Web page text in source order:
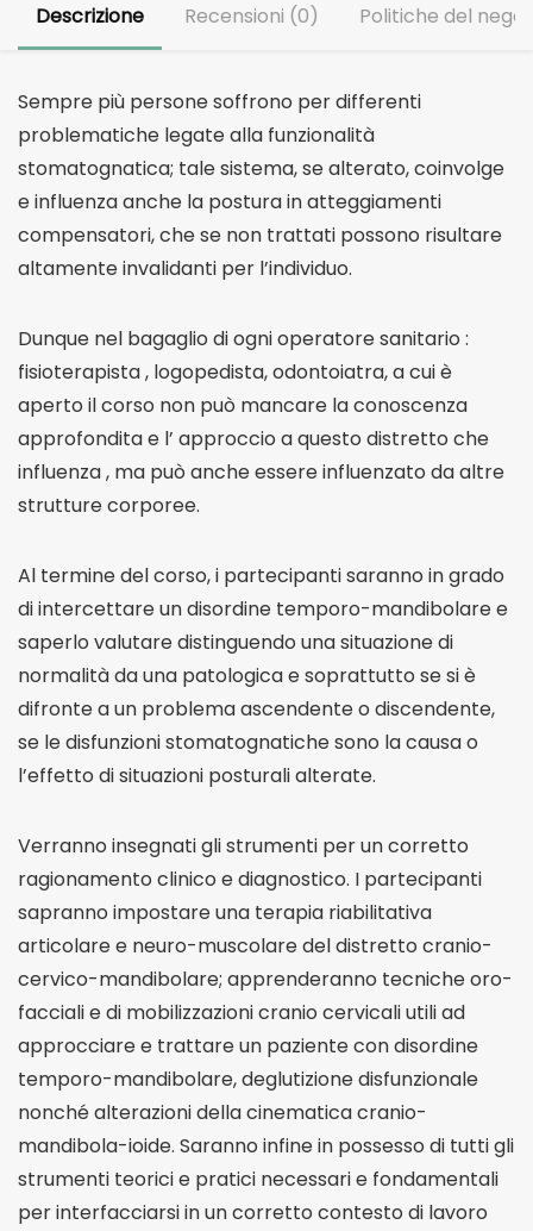
Descrizione Recensioni (0) Politiche del
Sempre più persone soffrono per differenti
problematiche legate alla funzionalità
stomatognatica; tale sistema, se alterato, coinvolge
e influenza anche la postura in atteggiamenti
compensatori, che se non trattati possono risultare
altamente invalidanti per l’individuo.
Dunque nel bagaglio di ogni operatore sanitario :
fisioterapista , logopedista, odontoiatra, a cui è
aperto il corso non può mancare la conoscenza
approfondita e l’ approccio a questo distretto che
influenza , ma può anche essere influenzato da altre
strutture corporee.
Al termine del corso, i partecipanti saranno in grado
di intercettare un disordine temporo-mandibolare e
saperlo valutare distinguendo una situazione di
normalità da una patologica e soprattutto se si è
difronte a un problema ascendente o discendente,
se le disfunzioni stomatognatiche sono la causa o
l’effetto di situazioni posturali alterate.
Verranno insegnati gli strumenti per un corretto
ragionamento clinico e diagnostico. I partecipanti
sapranno impostare una terapia riabilitativa
articolare e neuro-muscolare del distretto cranio-
cervico-mandibolare; apprenderanno tecniche oro-
facciali e di mobilizzazioni cranio cervicali utili ad
approcciare e trattare un paziente con disordine
temporo-mandibolare, deglutizione disfunzionale
nonché alterazioni della cinematica cranio-
mandibola-ioide. Saranno infine in possesso di tutti gli
strumenti teorici e pratici necessari e fondamentali
per interfacciarsi in un corretto contesto di lavoro